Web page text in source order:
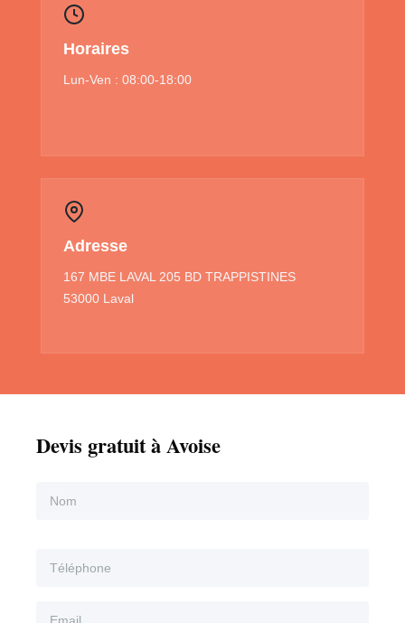
Horaires
Lun-Ven : 08:00-18:00
Adresse
167 MBE LAVAL 205 BD TRAPPISTINES
53000 Laval
Devis gratuit à Avoise